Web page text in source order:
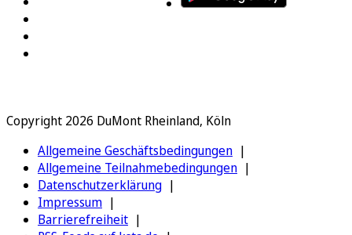
Copyright 2026 DuMont Rheinland, Köln
Allgemeine Geschäftsbedingungen
Allgemeine Teilnahmebedingungen
Datenschutzerklärung
Impressum
Barrierefreiheit